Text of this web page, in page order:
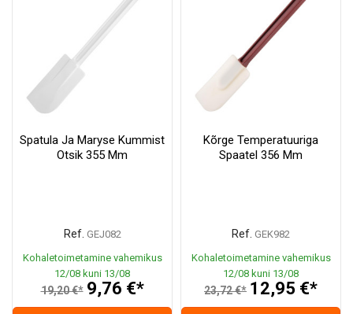
Spatula Ja Maryse Kummist
Otsik 355 Mm
Ref. GEJ082
Kohaletoimetamine vahemikus
12/08 kuni 13/08
19,20 €* 9,76 €*
Kõrge Temperatuuriga
Spaatel 356 Mm
Ref. GEK982
Kohaletoimetamine vahemikus
12/08 kuni 13/08
23,72 €* 12,95 €*